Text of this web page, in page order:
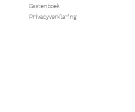
Gastenboek
Privacyverklaring